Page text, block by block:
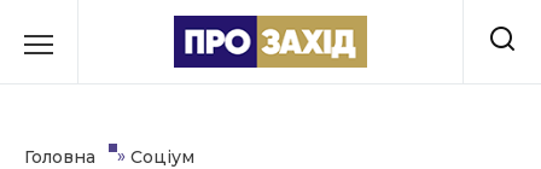
до
Головна » Соціум